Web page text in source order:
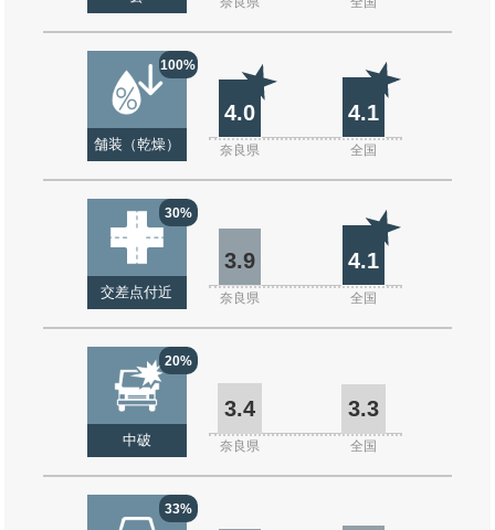
100%
舗装（乾燥）
4.0 4.1
奈良県 全国
30%
交差点付近
3.9 4.1
奈良県 全国
20%
中破
3.4 3.3
奈良県 全国
33%